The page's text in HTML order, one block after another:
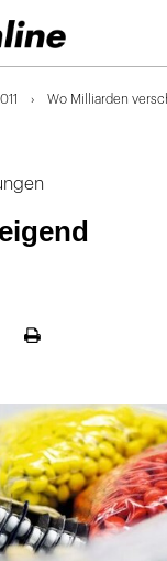
Wo Milliarden
Seite